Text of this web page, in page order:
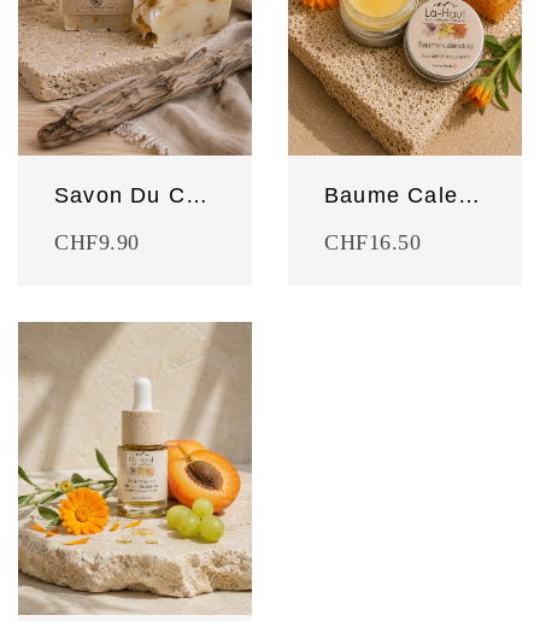
Savon Du Cœur du Valais
CHF9.90
Baume Calendula
CHF16.50